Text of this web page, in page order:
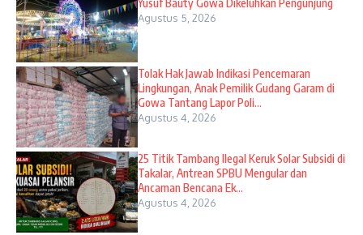
Yusuf Bauty Gowa Dikeluhkan Pengunjung
Agustus 5, 2026
Tolak Hak Jawab Indikasi Pencemaran
Lingkungan, Anak Pemilik Gudang Garam di
Gowa Tantang Lapor Poli...
Agustus 4, 2026
25 Titik Tambang Ilegal Keruk Solar Subsidi di
Takalar, Antrean SPBU Mengular dan
Ancaman Bencana Ek...
Agustus 4, 2026